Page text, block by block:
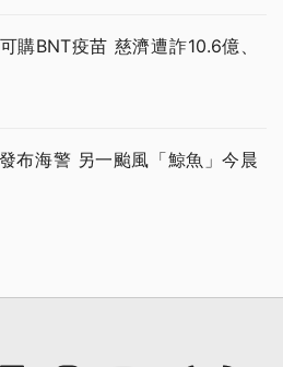
購BNT疫苗 慈濟遭詐10.6億、
布海警 另一颱風「鯨魚」今晨